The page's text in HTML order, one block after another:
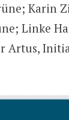
Karin
Linke